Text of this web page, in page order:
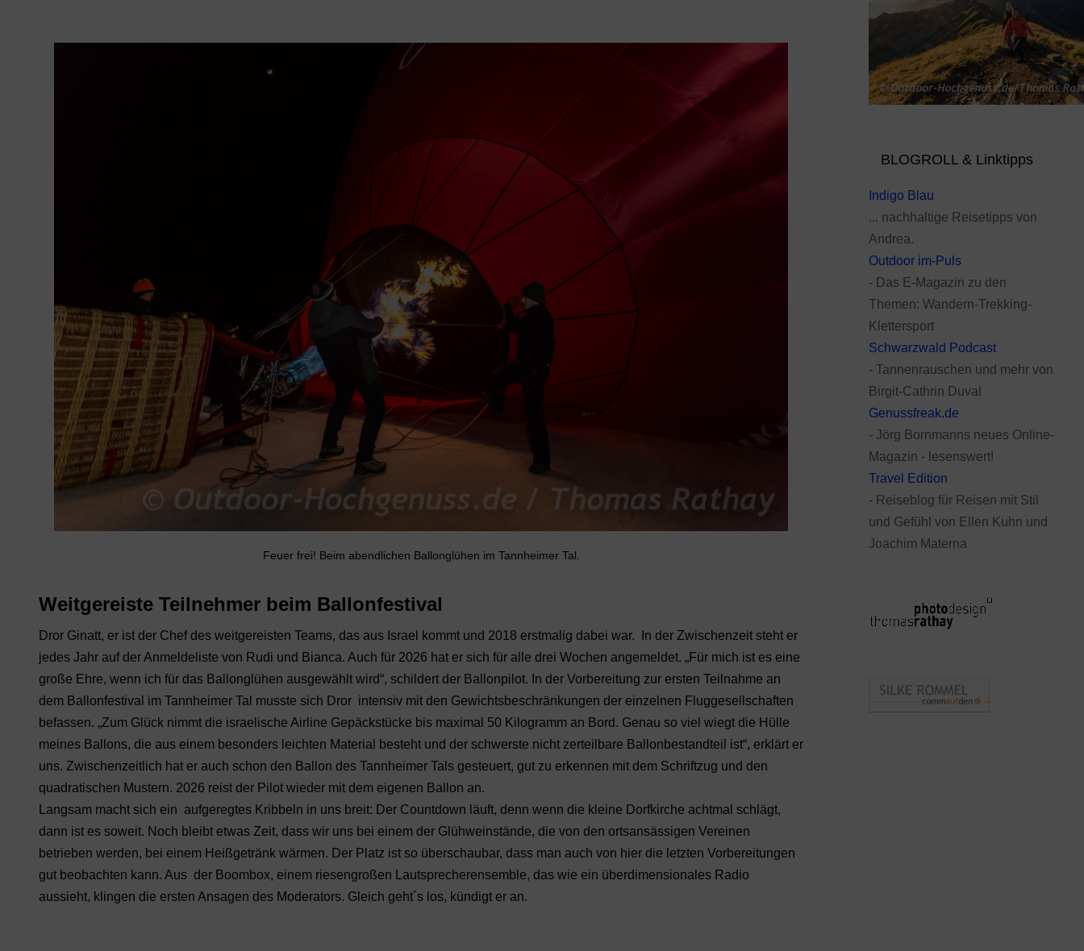
Feuer frei! Beim abendlichen Ballonglühen im Tannheimer Tal.
Weitgereiste Teilnehmer beim Ballonfestival
Dror Ginatt, er ist der Chef des weitgereisten Teams, das aus Israel kommt und 2018 erstmalig dabei war. In der Zwischenzeit steht er
jedes Jahr auf der Anmeldeliste von Rudi und Bianca. Auch für 2026 hat er sich für alle drei Wochen angemeldet. „Für mich ist es eine
große Ehre, wenn ich für das Ballonglühen ausgewählt wird“, schildert der Ballonpilot. In der Vorbereitung zur ersten Teilnahme an
dem Ballonfestival im Tannheimer Tal musste sich Dror intensiv mit den Gewichtsbeschränkungen der einzelnen Fluggesellschaften
befassen. „Zum Glück nimmt die israelische Airline Gepäckstücke bis maximal 50 Kilogramm an Bord. Genau so viel wiegt die Hülle
meines Ballons, die aus einem besonders leichten Material besteht und der schwerste nicht zerteilbare Ballonbestandteil ist“, erklärt er
uns. Zwischenzeitlich hat er auch schon den Ballon des Tannheimer Tals gesteuert, gut zu erkennen mit dem Schriftzug und den
quadratischen Mustern. 2026 reist der Pilot wieder mit dem eigenen Ballon an.
Langsam macht sich ein aufgeregtes Kribbeln in uns breit: Der Countdown läuft, denn wenn die kleine Dorfkirche achtmal schlägt,
dann ist es soweit. Noch bleibt etwas Zeit, dass wir uns bei einem der Glühweinstände, die von den ortsansässigen Vereinen
betrieben werden, bei einem Heißgetränk wärmen. Der Platz ist so überschaubar, dass man auch von hier die letzten Vorbereitungen
gut beobachten kann. Aus der Boombox, einem riesengroßen Lautsprecherensemble, das wie ein überdimensionales Radio
aussieht, klingen die ersten Ansagen des Moderators. Gleich geht´s los, kündigt er an.
BLOGROLL & Linktipps
Indigo Blau
... nachhaltige Reisetipps von
Andrea.
Outdoor im-Puls
- Das E-Magazin zu den
Themen: Wandern-Trekking-
Klettersport
Schwarzwald Podcast
- Tannenrauschen und mehr von
Birgit-Cathrin Duval
Genussfreak.de
- Jörg Bornmanns neues Online-
Magazin - lesenswert!
Travel Edition
- Reiseblog für Reisen mit Stil
und Gefühl von Ellen Kuhn und
Joachim Materna